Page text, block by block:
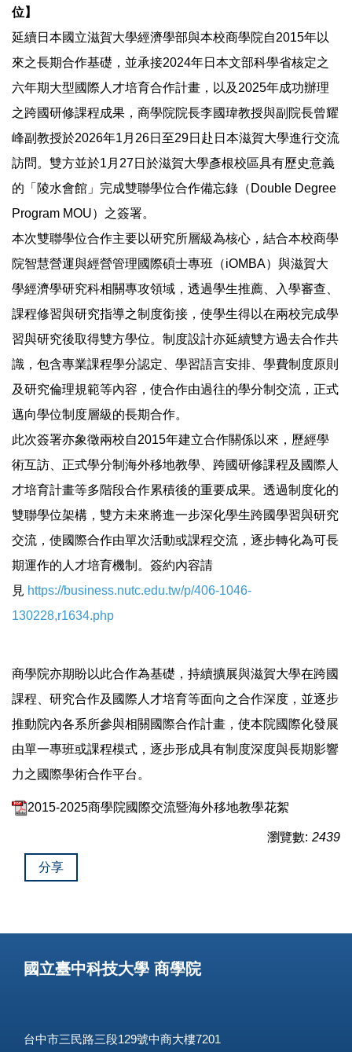
位】
延續日本國立滋賀大學經濟學部與本校商學院自2015年以
來之長期合作基礎，並承接2024年日本文部科學省核定之
六年期大型國際人才培育合作計畫，以及2025年成功辦理
之跨國研修課程成果，商學院院長李國瑋教授與副院長曾耀
峰副教授於2026年1月26日至29日赴日本滋賀大學進行交流
訪問。雙方並於1月27日於滋賀大學彥根校區具有歷史意義
的「陵水會館」完成雙聯學位合作備忘錄（Double Degree
Program MOU）之簽署。
本次雙聯學位合作主要以研究所層級為核心，結合本校商學
院智慧營運與經營管理國際碩士專班（iOMBA）與滋賀大
學經濟學研究科相關專攻領域，透過學生推薦、入學審查、
課程修習與研究指導之制度銜接，使學生得以在兩校完成學
習與研究後取得雙方學位。制度設計亦延續雙方過去合作共
識，包含專業課程學分認定、學習語言安排、學費制度原則
及研究倫理規範等內容，使合作由過往的學分制交流，正式
邁向學位制度層級的長期合作。
此次簽署亦象徵兩校自2015年建立合作關係以來，歷經學
術互訪、正式學分制海外移地教學、跨國研修課程及國際人
才培育計畫等多階段合作累積後的重要成果。透過制度化的
雙聯學位架構，雙方未來將進一步深化學生跨國學習與研究
交流，使國際合作由單次活動或課程交流，逐步轉化為可長
期運作的人才培育機制。簽約內容請
見 https://business.nutc.edu.tw/p/406-1046-
130228,r1634.php
商學院亦期盼以此合作為基礎，持續擴展與滋賀大學在跨國
課程、研究合作及國際人才培育等面向之合作深度，並逐步
推動院內各系所參與相關國際合作計畫，使本院國際化發展
由單一專班或課程模式，逐步形成具有制度深度與長期影響
力之國際學術合作平台。
2015-2025商學院國際交流暨海外移地教學花絮
瀏覽數: 2439
分享
國立臺中科技大學 商學院
台中市三民路三段129號中商大樓7201